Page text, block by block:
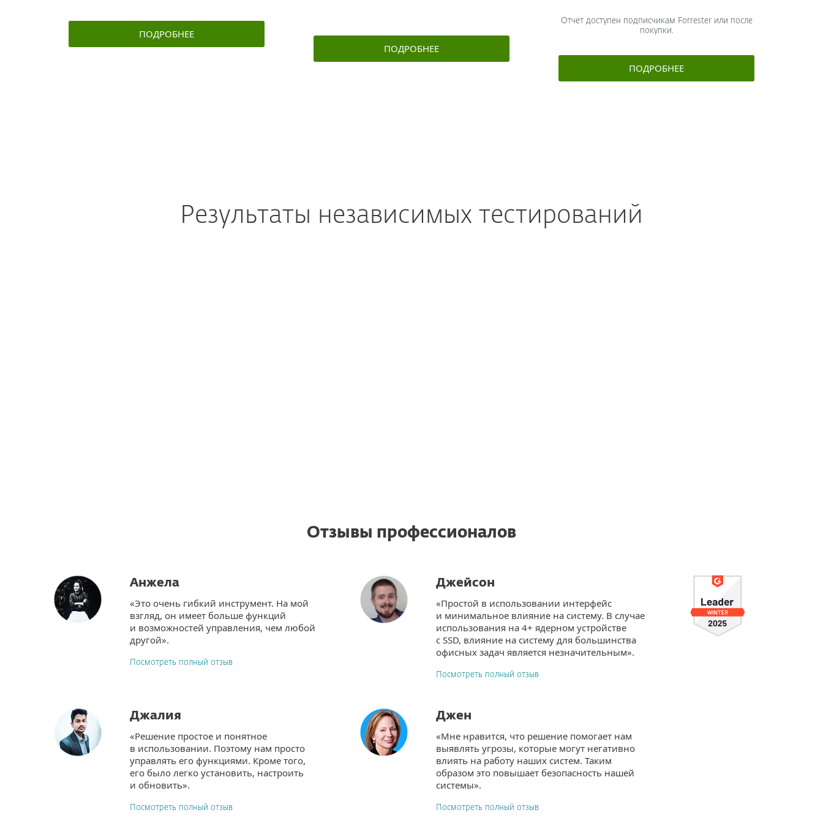
ПОДРОБНЕЕ
ПОДРОБНЕЕ
Отчет доступен подписчикам Forrester или после
покупки.
ПОДРОБНЕЕ
Результаты независимых тестирований
Отзывы профессионалов
Анжела
«Это очень гибкий инструмент. На мой
взгляд, он имеет больше функций
и возможностей управления, чем любой
другой».
Посмотреть полный отзыв
Джейсон
«Простой в использовании интерфейс
и минимальное влияние на систему. В случае
использования на 4+ ядерном устройстве
с SSD, влияние на систему для большинства
офисных задач является незначительным».
Посмотреть полный отзыв
Джалия
«Решение простое и понятное
в использовании. Поэтому нам просто
управлять его функциями. Кроме того,
его было легко установить, настроить
и обновить».
Посмотреть полный отзыв
Джен
«Мне нравится, что решение помогает нам
выявлять угрозы, которые могут негативно
влиять на работу наших систем. Таким
образом это повышает безопасность нашей
системы».
Посмотреть полный отзыв